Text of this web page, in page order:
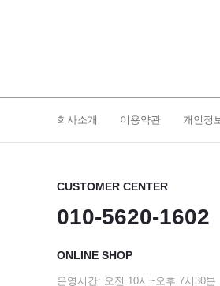
회사소개 이용약관 개인정
CUSTOMER CENTER
010-5620-1602
ONLINE SHOP
운영시간: 오전 10시~오후 7시30분